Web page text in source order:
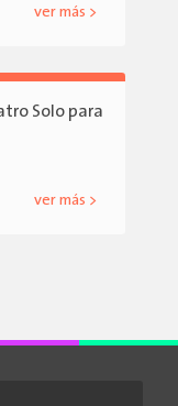
ver más >
Solo para
ver más >